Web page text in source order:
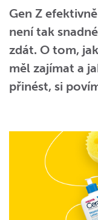
Gen Z
není tak
zdát. O tom,
měl zajímat a
přinést, si